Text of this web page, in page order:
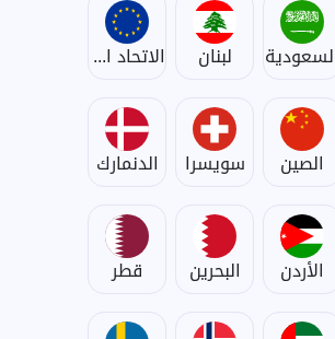
لبنان الاتحاد الأوروبي
الصين سويسرا الدنمارك
الأردن البحرين قطر